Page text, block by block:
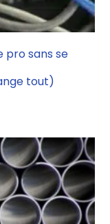
pro sans se
tout)